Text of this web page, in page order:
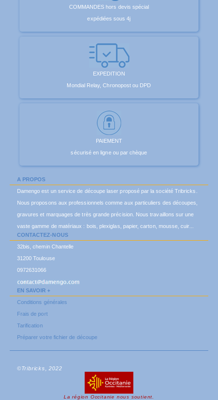
COMMANDES hors devis spécial
expédiées sous 4j
EXPEDITION
Mondial Relay, Chronopost ou DPD
PAIEMENT
sécurisé en ligne ou par chèque
A PROPOS
Damengo est un service de découpe laser proposé par la société Tribricks.
Nous proposons aux professionnels comme aux particuliers des découpes,
gravures et marquages de très grande précision. Nous travaillons sur une
vaste gamme de matériaux : bois, plexiglas, papier, carton, mousse, cuir...
CONTACTEZ-NOUS
32bis, chemin Chantelle
31200 Toulouse
0972631066
EN SAVOIR +
Conditions générales
Frais de port
Tarification
Préparer votre fichier de découpe
©Tribricks, 2022
La région Occitanie nous soutient.